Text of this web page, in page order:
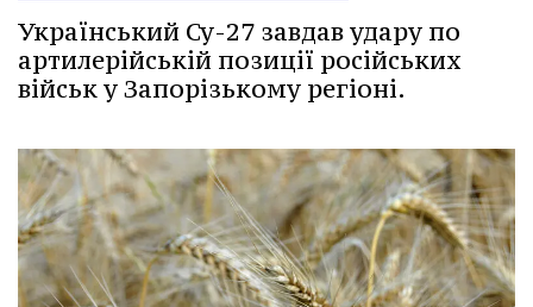
Український Су-27 завдав удару по
артилерійській позиції російських
військ у Запорізькому регіоні.